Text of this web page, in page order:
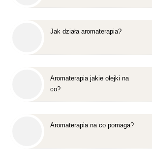
Jak działa aromaterapia?
Aromaterapia jakie olejki na
co?
Aromaterapia na co pomaga?